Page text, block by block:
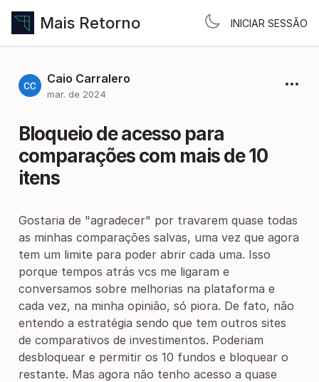
Mais Retorno INICIAR SESSÃO
Caio Carralero
mar. de 2024
Bloqueio de acesso para
comparações com mais de 10
itens
Gostaria de "agradecer" por travarem quase todas
as minhas comparações salvas, uma vez que agora
tem um limite para poder abrir cada uma. Isso
porque tempos atrás vcs me ligaram e
conversamos sobre melhorias na plataforma e
cada vez, na minha opinião, só piora. De fato, não
entendo a estratégia sendo que tem outros sites
de comparativos de investimentos. Poderiam
desbloquear e permitir os 10 fundos e bloquear o
restante. Mas agora não tenho acesso a quase